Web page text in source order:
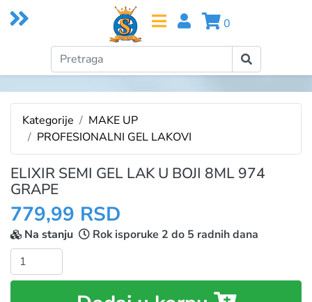
0
Kategorije
MAKE UP
PROFESIONALNI GEL LAKOVI
ELIXIR SEMI GEL LAK U BOJI 8ML 974
GRAPE
779,99 RSD
Na stanju
Rok isporuke 2 do 5 radnih dana